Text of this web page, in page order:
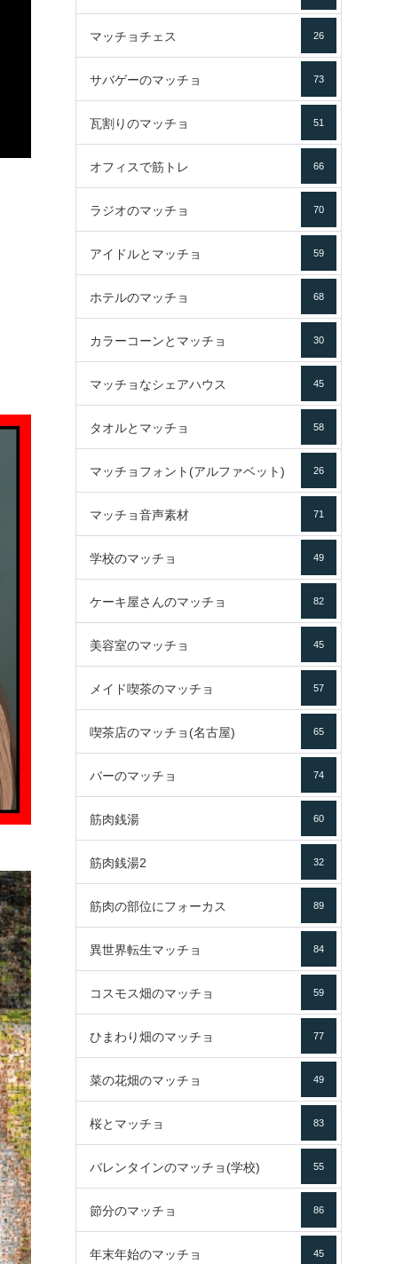
マッチョチェス 26
サバゲーのマッチョ 73
瓦割りのマッチョ 51
オフィスで筋トレ 66
ラジオのマッチョ 70
アイドルとマッチョ 59
ホテルのマッチョ 68
カラーコーンとマッチョ 30
マッチョなシェアハウス 45
タオルとマッチョ 58
マッチョフォント(アルファベット) 26
マッチョ音声素材 71
学校のマッチョ 49
ケーキ屋さんのマッチョ 82
美容室のマッチョ 45
メイド喫茶のマッチョ 57
喫茶店のマッチョ(名古屋) 65
バーのマッチョ 74
筋肉銭湯 60
筋肉銭湯2 32
筋肉の部位にフォーカス 89
異世界転生マッチョ 84
コスモス畑のマッチョ 59
ひまわり畑のマッチョ 77
菜の花畑のマッチョ 49
桜とマッチョ 83
バレンタインのマッチョ(学校) 55
節分のマッチョ 86
年末年始のマッチョ 45